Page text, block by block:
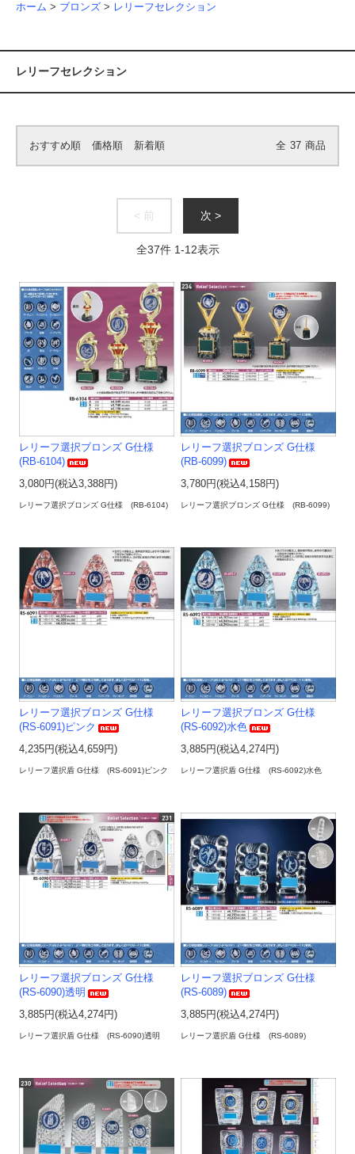
ホーム > ブロンズ > レリーフセレクション
レリーフセレクション
おすすめ順 価格順 新着順 全 37 商品
< 前 次 >
全37件 1-12表示
レリーフ選択ブロンズ G仕様
(RB-6104)
3,080円(税込3,388円)
レリーフ選択ブロンズ G仕様 (RB-6104)
レリーフ選択ブロンズ G仕様
(RB-6099)
3,780円(税込4,158円)
レリーフ選択ブロンズ G仕様 (RB-6099)
レリーフ選択ブロンズ G仕様
(RS-6091)ピンク
4,235円(税込4,659円)
レリーフ選択盾 G仕様 (RS-6091)ピンク
レリーフ選択ブロンズ G仕様
(RS-6092)水色
3,885円(税込4,274円)
レリーフ選択盾 G仕様 (RS-6092)水色
レリーフ選択ブロンズ G仕様
(RS-6090)透明
3,885円(税込4,274円)
レリーフ選択盾 G仕様 (RS-6090)透明
レリーフ選択ブロンズ G仕様
(RS-6089)
3,885円(税込4,274円)
レリーフ選択盾 G仕様 (RS-6089)